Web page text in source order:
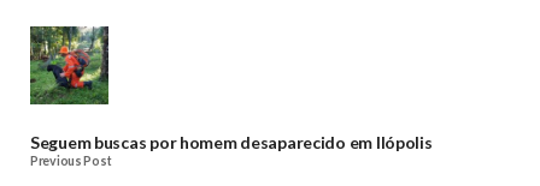
Seguem buscas por homem desaparecido em Ilópolis
Previous Post